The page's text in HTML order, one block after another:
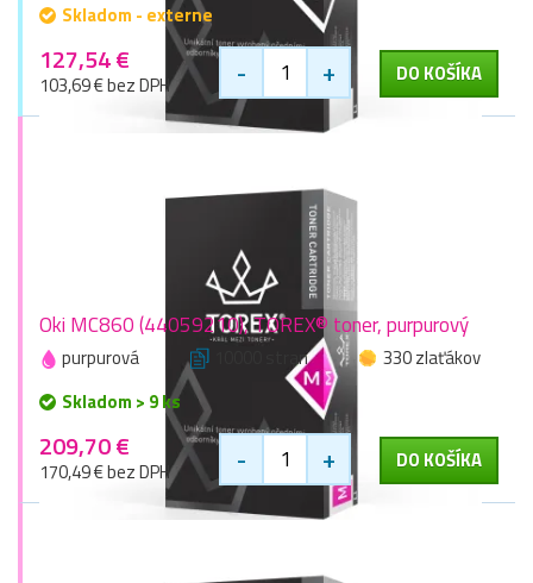
Skladom - externe
127,54 €
103,69 € bez DPH - + DO KOŠÍKA
Oki MC860 (44059210), TOREX® toner, purpurový
purpurová 10000 stran
330 zlaťákov
Skladom > 9 ks
209,70 €
170,49 € bez DPH - + DO KOŠÍKA